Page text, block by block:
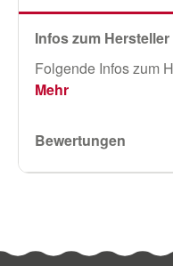
Infos zum Hersteller
Folgende Infos zum
Mehr
Bewertungen